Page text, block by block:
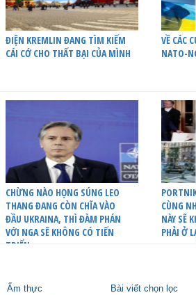
ĐIỆN KREMLIN ĐANG TÌM KIẾM
CÁI CỚ CHO THẤT BẠI CỦA MÌNH
VỀ CÁC
NATO-
CHỪNG NÀO HỌNG SÚNG LEO
THANG ĐANG CÒN CHĨA VÀO
ĐẦU UKRAINA, THÌ ĐÀM PHÁN
VỚI NGA SẼ KHÔNG CÓ TIẾN
TRIỂN
CÙNG
NÀY SẼ
PHẢI Ở
Ẩm thực Bài viết chọn lọc